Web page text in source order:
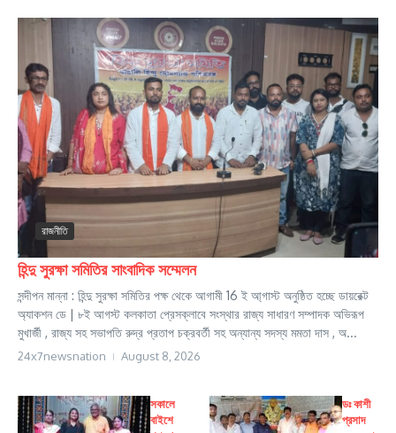
রাজনীতি
হিন্দু সুরক্ষা সমিতির সাংবাদিক সম্মেলন
সন্দীপন মান্না : হিন্দু সুরক্ষা সমিতির পক্ষ থেকে আগামী 16 ই আ্গাস্ট অনুষ্ঠিত হচ্ছে ডায়রেক্ট
অ্যাকশন ডে | ৮ই আগস্ট কলকাতা প্রেসক্লাবে সংস্থার রাজ্য সাধারণ সম্পাদক অভিরূপ
মুখার্জী , রাজ্য সহ সভাপতি রুদ্র প্রতাপ চক্রবর্তী সহ অন্যান্য সদস্য মমতা দাস , অ...
24x7newsnation August 8, 2026
সকালে
বাইশে
ডঃ কাশী
প্রসাদ